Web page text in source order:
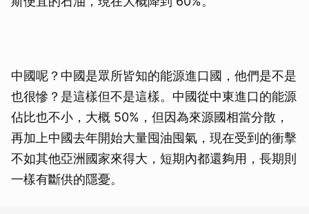
中國呢？中國是眾所皆知的能源進口國，他們是不是
也很慘？是這樣但不是這樣。中國從中東進口的能源
佔比也不小，大概 50%，但因為來源國相當分散，
再加上中國去年開始大量囤油囤氣，現在受到的衝擊
不如其他亞洲國家來得大，短期內都還夠用，長期則
一樣有斷供的隱憂。